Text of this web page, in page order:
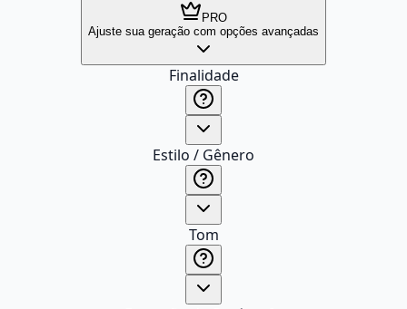
PRO
Ajuste sua geração com opções avançadas
Finalidade
Estilo / Gênero
Tom